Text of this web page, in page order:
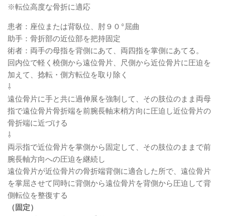
※転位高度な骨折に適応
患者：座位または背臥位、肘９０°屈曲
助手：骨折部の近位部を把持固定
術者：両手の母指を背側にあて、両四指を掌側にあてる。
回内位で軽く橈側から遠位骨片、尺側から近位骨片に圧迫を
加えて、捻転・側方転位を取り除く
⇩
遠位骨片に手と共に過伸展を強制して、その肢位のまま両母
指で遠位骨片骨折端を前腕長軸末梢方向に圧迫し近位骨片の
骨折端に近づける
⇩
両示指で近位骨片を掌側から固定して、その肢位のままで前
腕長軸方向への圧迫を継続し
遠位骨片が近位骨片の骨折端背側に適合した所で、遠位骨片
を掌屈させて同時に背側から遠位骨片を背側から圧迫して背
側転位を整復する
（固定）